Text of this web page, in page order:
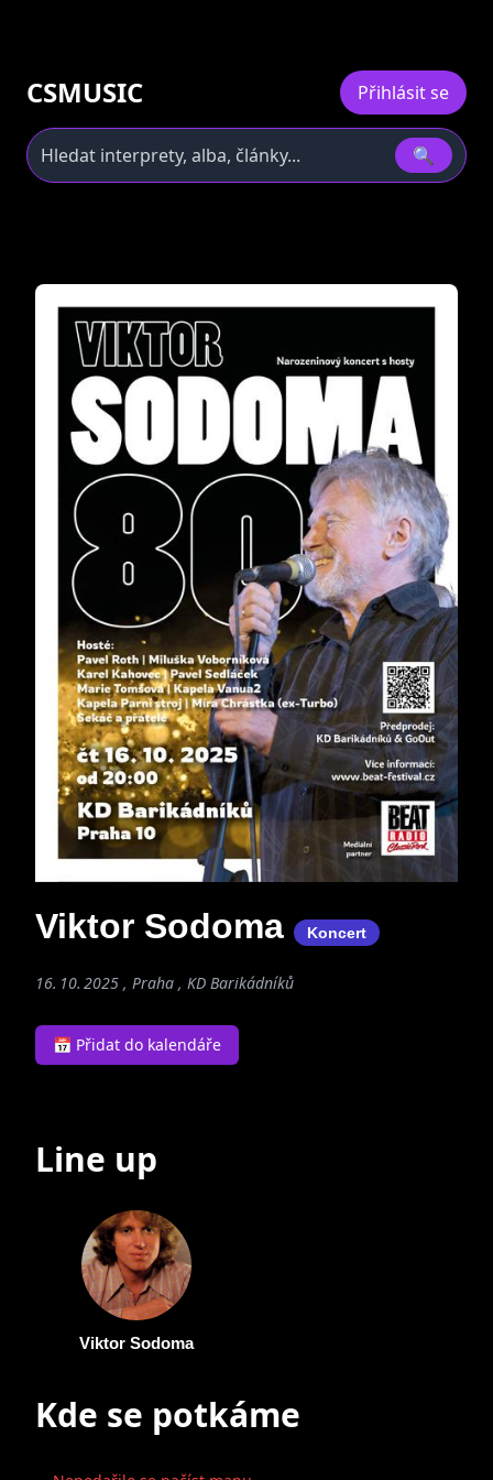
CSMUSIC Přihlásit se
🔍
Viktor Sodoma Koncert
16. 10. 2025 , Praha , KD Barikádníků
📅 Přidat do kalendáře
Line up
Viktor Sodoma
Kde se potkáme